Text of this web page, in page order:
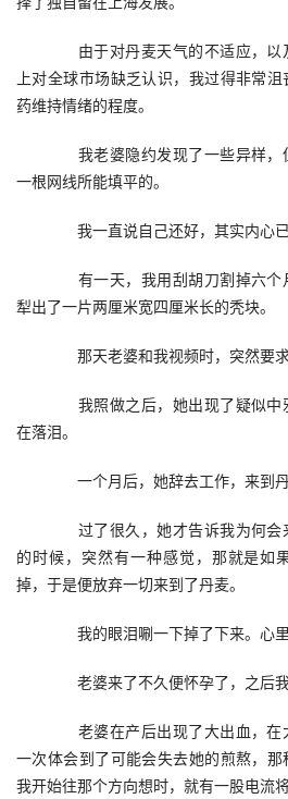
由于对丹麦天气的不适应，以
上对全球市场缺乏认识，我过得非常
药维持情绪的程度。
我老婆隐约发现了一些异样，
一根网线所能填平的。
我一直说自己还好，其实内心已
有一天，我用刮胡刀割掉六个
犁出了一片两厘米宽四厘米长的秃块。
那天老婆和我视频时，突然要求
我照做之后，她出现了疑似中
在落泪。
一个月后，她辞去工作，来到丹
过了很久，她才告诉我为何会
的时候，突然有一种感觉，那就是如
掉，于是便放弃一切来到了丹麦。
我的眼泪唰一下掉了下来。心里
老婆来了不久便怀孕了，之后我
老婆在产后出现了大出血，在
一次体会到了可能会失去她的煎熬，
我开始往那个方向想时，就有一股电流